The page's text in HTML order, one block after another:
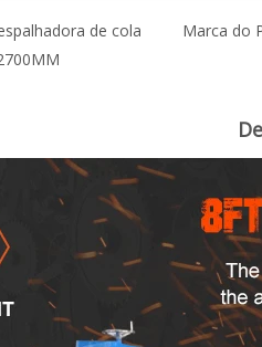
de cola
Marca do